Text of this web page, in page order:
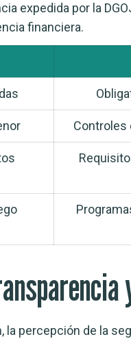
expedida por la
financiera.
Controles
la percepción de la